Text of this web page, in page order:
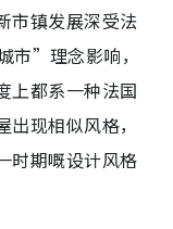
市镇发展深受法
”理念影响，
上都系一种法国
现相似风格，
时期嘅设计风格